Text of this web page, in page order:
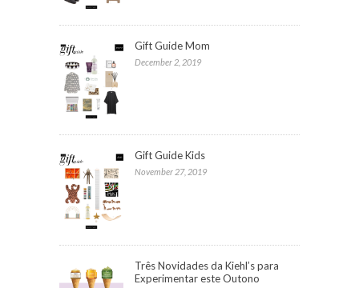
Gift Guide Mom
December 2, 2019
Gift Guide Kids
November 27, 2019
Três Novidades da Kiehl’s para
Experimentar este Outono